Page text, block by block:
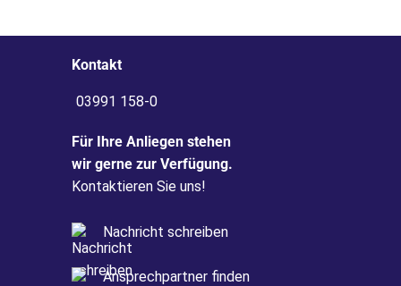
Kontakt
03991 158-0
Für Ihre Anliegen stehen
wir gerne zur Verfügung.
Kontaktieren Sie uns!
Nachricht schreiben
Ansprechpartner finden